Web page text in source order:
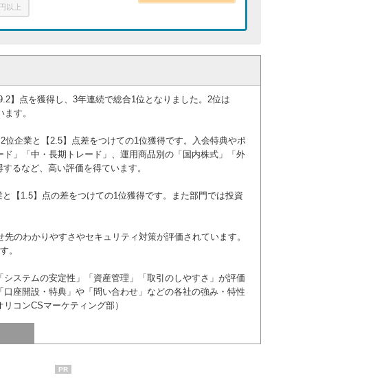
6位 6位 ー
5位
ー ー
9位 ー 10位
8位 9位 8位
ー ー ー
以上
】点を獲得し、3年連続で総合1位となりました。2位は
す。
企業と【2.5】点差をつけての1位獲得です。入会特典やポ
」「中・長期トレード」、運用商品別の「国内株式」「外
るなど、高い評価を得ています。
【1.5】点の差をつけての1位獲得です。また部門では投資
のわかりやすさやセキュリティ対策が評価されています。
。
ステムの安定性」「資産管理」「取引のしやすさ」が評価
座開設・特典」や「問い合わせ」などの各社の強み・特性
コンCSマーケティング部）
PR